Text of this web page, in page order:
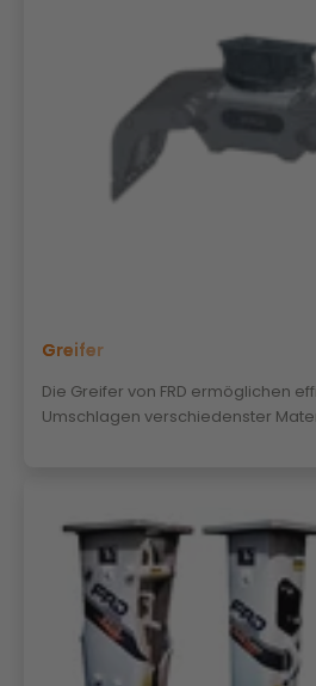
Greifer
Die Greifer von FRD ermöglichen
Umschlagen verschiedenster